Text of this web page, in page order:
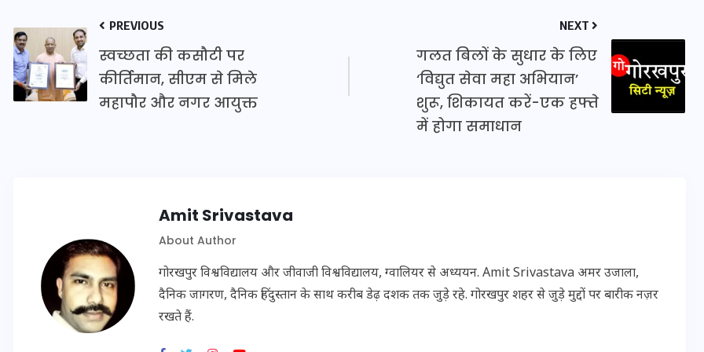
PREVIOUS
स्वच्छता की कसौटी पर
कीर्तिमान, सीएम से मिले
महापौर और नगर आयुक्त
NEXT
गलत बिलों के सुधार के लिए
‘विद्युत सेवा महा अभियान’
शुरू, शिकायत करें-एक हफ्ते
में होगा समाधान
Amit Srivastava
About Author
गोरखपुर विश्वविद्यालय और जीवाजी विश्वविद्यालय, ग्वालियर से अध्ययन. Amit Srivastava अमर उजाला,
दैनिक जागरण, दैनिक हिंदुस्तान के साथ करीब डेढ़ दशक तक जुड़े रहे. गोरखपुर शहर से जुड़े मुद्दों पर बारीक नज़र
रखते हैं.